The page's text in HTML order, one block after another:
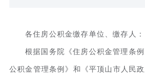
各住房公积金缴存单位、缴存人：
根据国务院《住房公积金管理条
公积金管理条例》和《平顶山市人民